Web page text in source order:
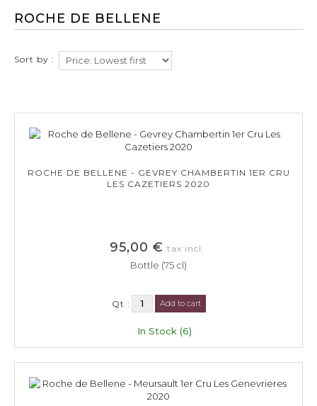
ROCHE DE BELLENE
Sort by :
ROCHE DE BELLENE - GEVREY CHAMBERTIN 1ER CRU
LES CAZETIERS 2020
95,00 € tax incl.
Bottle (75 cl)
Qt : Add to cart
In Stock (6)